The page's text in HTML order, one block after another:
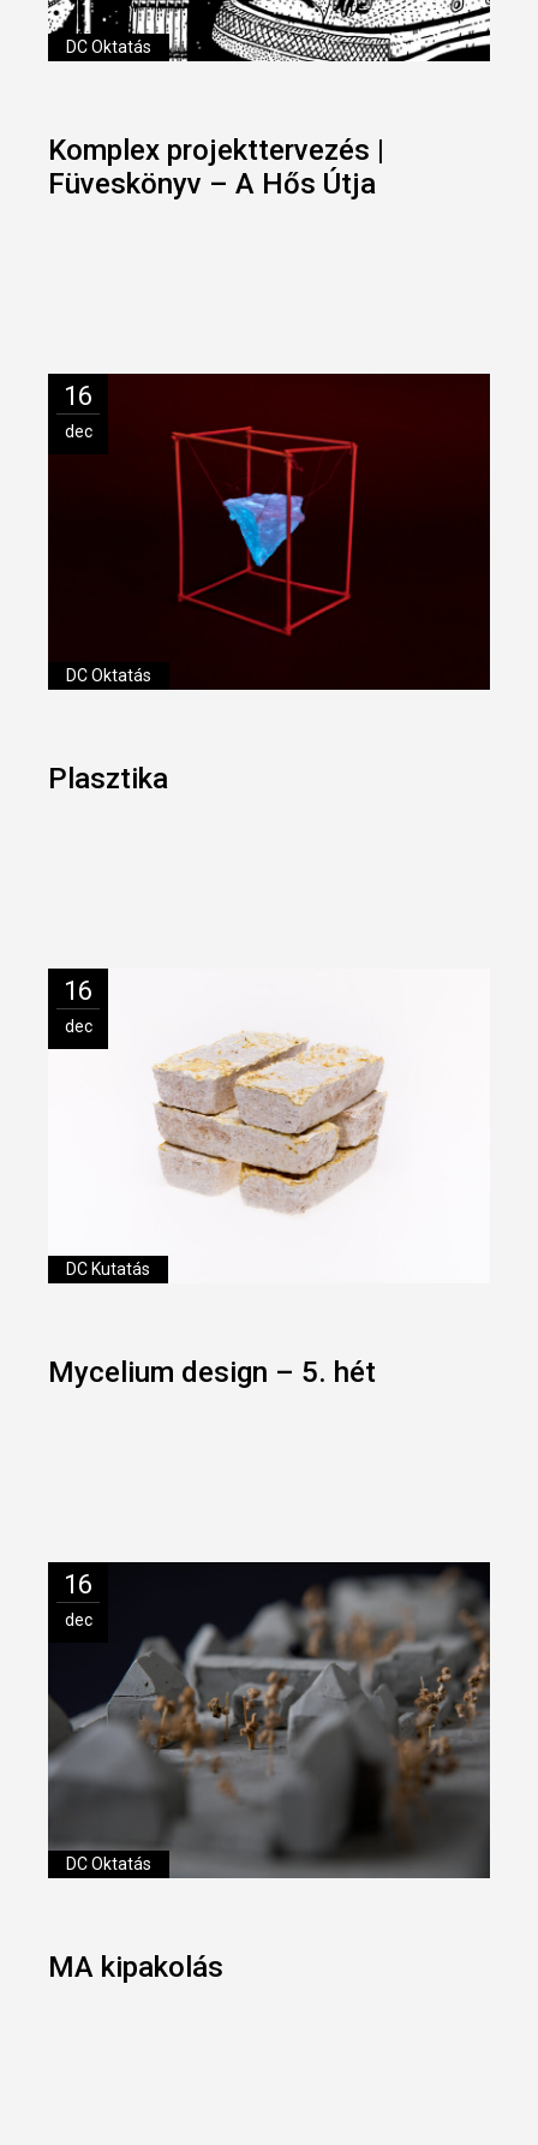
DC Oktatás
Komplex projekttervezés |
Füveskönyv – A Hős Útja
16
dec
DC Oktatás
Plasztika
16
dec
DC Kutatás
Mycelium design – 5. hét
16
dec
DC Oktatás
MA kipakolás